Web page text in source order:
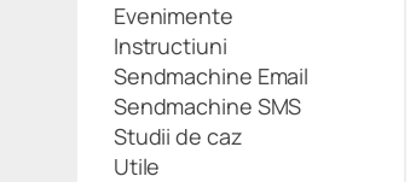
Evenimente
Instructiuni
Sendmachine Email
Sendmachine SMS
Studii de caz
Utile